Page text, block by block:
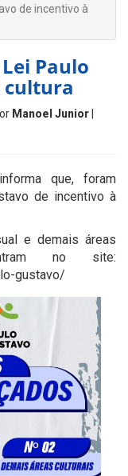
de incentivo à
Paulo
cultura
Manoel Junior
que, foram
de incentivo à
e demais áreas
no site:
gustavo/